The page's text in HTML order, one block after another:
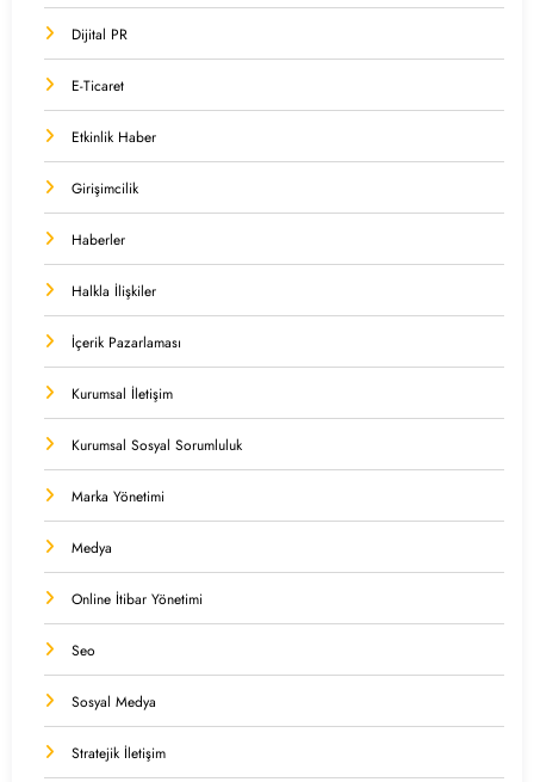
Dijital PR
E-Ticaret
Etkinlik Haber
Girişimcilik
Haberler
Halkla İlişkiler
İçerik Pazarlaması
Kurumsal İletişim
Kurumsal Sosyal Sorumluluk
Marka Yönetimi
Medya
Online İtibar Yönetimi
Seo
Sosyal Medya
Stratejik İletişim